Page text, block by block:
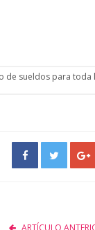
de sueldos para toda
ARTÍCULO